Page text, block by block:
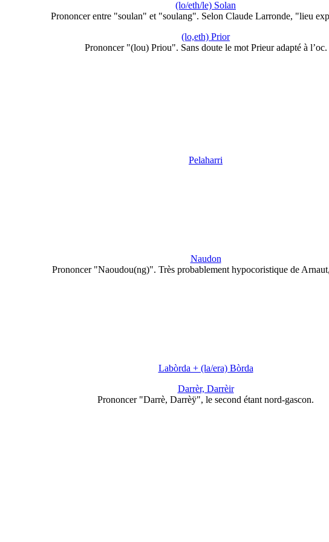
(lo/eth/le) Solan
Prononcer entre "soulan" et "soulang". Selon Claude Larronde, "lieu
(lo,eth) Prior
Prononcer "(lou) Priou". Sans doute le mot Prieur adapté à l’oc.
Pelaharri
Naudon
Prononcer "Naoudou(ng)". Très probablement hypocoristique de
Labòrda + (la/era) Bòrda
Darrèr, Darrèir
Prononcer "Darrè, Darrèÿ", le second étant nord-gascon.